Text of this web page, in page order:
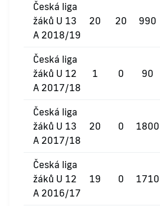
Česká liga
žáků U 13
A 2018/19
20 20 990
Česká liga
žáků U 12
A 2017/18
1 0 90
Česká liga
žáků U 13
A 2017/18
20 0 1800
Česká liga
žáků U 12
A 2016/17
19 0 1710